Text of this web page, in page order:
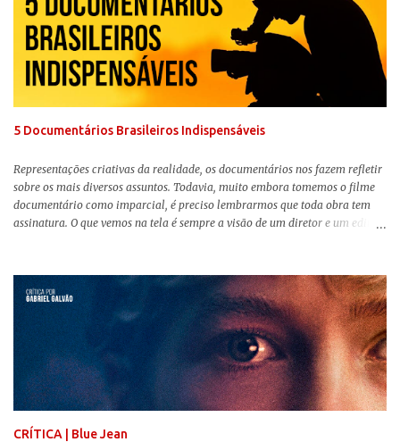
filme do ano até aqui. Repleto de criatividade, humor e sem medo de não se
levar a sério, a produção aborda temas complexos com críticas potentes. Já
conhecida por sua filmografia feminista, Gerwig traz uma reflexão de
como a Barbie se encaixa no mundo moderno, desenvolvendo a
importância e o impacto, positivo ou negativo, da boneca na vida das
pessoas. Isso tudo com um sentimento de nostalgia multigeracional. Na
5 Documentários Brasileiros Indispensáveis
Representações criativas da realidade, os documentários nos fazem refletir
sobre os mais diversos assuntos. Todavia, muito embora tomemos o filme
documentário como imparcial, é preciso lembrarmos que toda obra tem
assinatura. O que vemos na tela é sempre a visão de um diretor e um editor
sempre importante levarmos em conta quem assina e qual a função social
da obra. O cinema brasileiro é celeiro de grandes documentaristas, muitos
deles mundialmente reconhecidos. Pensando na variedade de estilos e
estéticas de se fazer documentários, selecionei 5 produções tupiniquins do
gênero que, para mim, são indispensáveis: ▼ Cabra Marcado para Morrer
(1984) , de Eduardo Coutinho Em 1964, devido ao golpe militar, Eduardo
Coutinho (Edifício Master) teve que abandonar as filmagens do
documentário sobre o assassinato do líder camponês Joã...
CRÍTICA | Blue Jean